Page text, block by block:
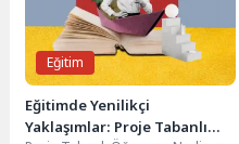
Eğitim
Eğitimde Yenilikçi
Yaklaşımlar: Proje Tabanlı